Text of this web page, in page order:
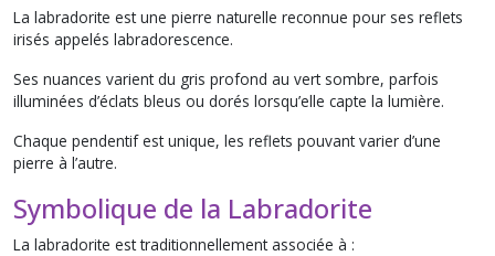
La labradorite est une pierre naturelle reconnue pour ses reflets
irisés appelés labradorescence.
Ses nuances varient du gris profond au vert sombre, parfois
illuminées d’éclats bleus ou dorés lorsqu’elle capte la lumière.
Chaque pendentif est unique, les reflets pouvant varier d’une
pierre à l’autre.
Symbolique de la Labradorite
La labradorite est traditionnellement associée à :